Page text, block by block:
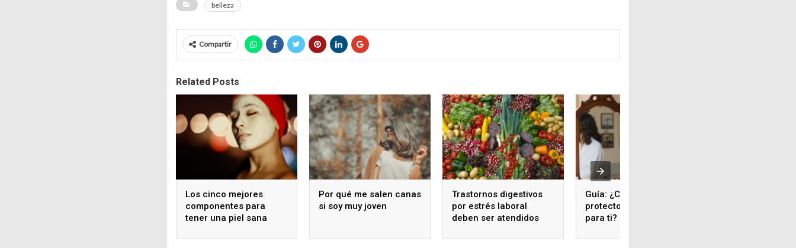
belleza
Compartir
Related Posts
Los cinco mejores
componentes para
tener una piel sana
Por qué me salen canas
si soy muy joven
Trastornos digestivos
por estrés laboral
deben ser atendidos
Guía: ¿Cómo elegir un
protector solar en barra
para ti?